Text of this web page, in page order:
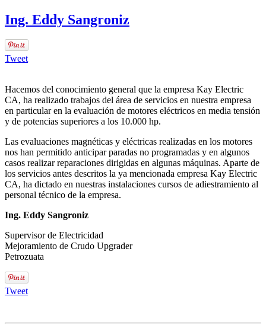
Ing. Eddy Sangroniz
Tweet
Hacemos del conocimiento general que la empresa Kay Electric
CA, ha realizado trabajos del área de servicios en nuestra empresa
en particular en la evaluación de motores eléctricos en media tensión
y de potencias superiores a los 10.000 hp.
Las evaluaciones magnéticas y eléctricas realizadas en los motores
nos han permitido anticipar paradas no programadas y en algunos
casos realizar reparaciones dirigidas en algunas máquinas. Aparte de
los servicios antes descritos la ya mencionada empresa Kay Electric
CA, ha dictado en nuestras instalaciones cursos de adiestramiento al
personal técnico de la empresa.
Ing. Eddy Sangroniz
Supervisor de Electricidad
Mejoramiento de Crudo Upgrader
Petrozuata
Tweet